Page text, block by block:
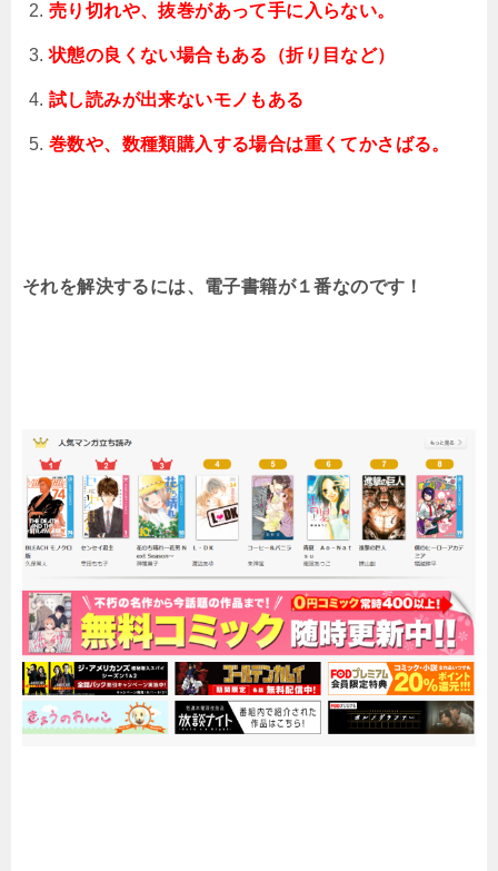
売り切れや、抜巻があって手に入らない。
状態の良くない場合もある（折り目など）
試し読みが出来ないモノもある
巻数や、数種類購入する場合は重くてかさばる。
それを解決するには、電子書籍が１番なのです！